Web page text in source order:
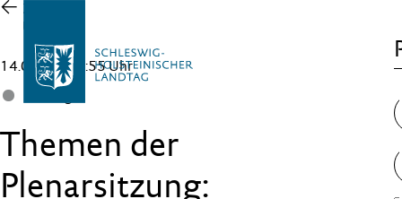
Zur
Übersicht
14.06.21 , 17:55 Uhr
Themen der
Plenarsitzung: